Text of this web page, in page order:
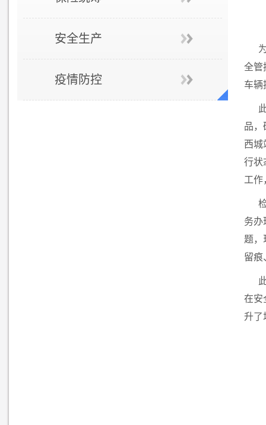
安全生产
疫情防控
全管
车辆
品，
西城
行状
工作
务办
题，
留痕
在安
升了